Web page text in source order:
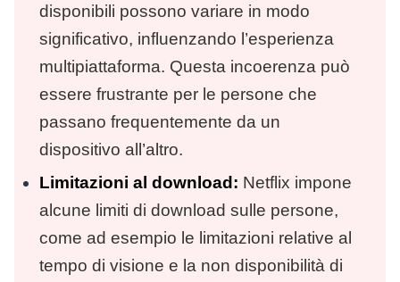
disponibili possono variare in modo
significativo, influenzando l’esperienza
multipiattaforma. Questa incoerenza può
essere frustrante per le persone che
passano frequentemente da un
dispositivo all’altro.
Limitazioni al download: Netflix impone
alcune limiti di downloadsulle persone,
come ad esempio le limitazioni relative al
tempo di visione e la non disponibilità di